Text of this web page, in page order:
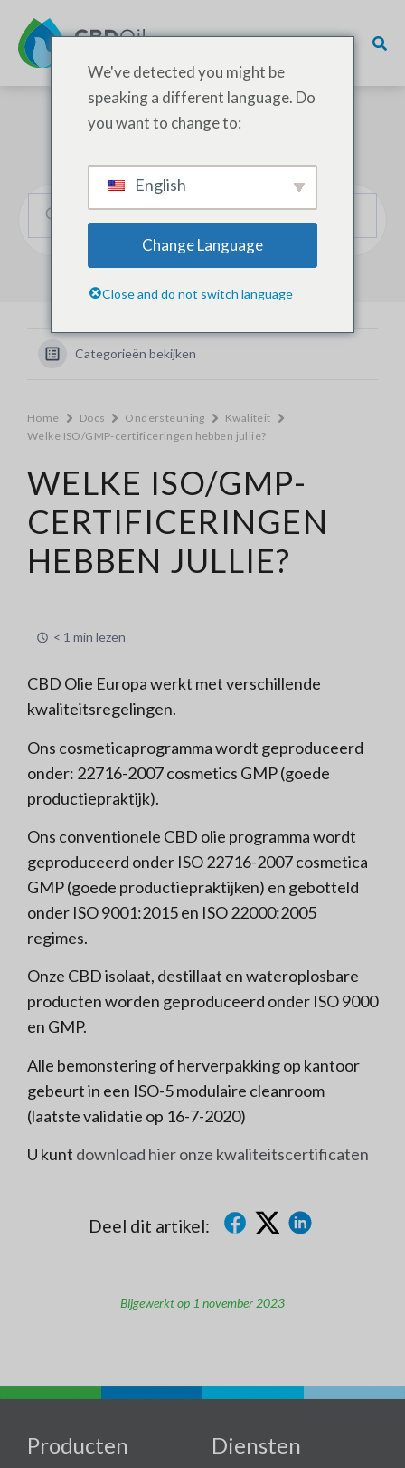
Categorieën bekijken
Home Docs Ondersteuning
Kwaliteit
Welke ISO/GMP-certificeringen hebben jullie?
WELKE ISO/GMP-
CERTIFICERINGEN
HEBBEN JULLIE?
< 1 min lezen
CBD Olie Europa werkt met verschillende
kwaliteitsregelingen.
Ons cosmeticaprogramma wordt geproduceerd
onder: 22716-2007 cosmetics GMP (goede
productiepraktijk).
Ons conventionele CBD olie programma wordt
geproduceerd onder ISO 22716-2007 cosmetica
GMP (goede productiepraktijken) en gebotteld
onder ISO 9001:2015 en ISO 22000:2005
regimes.
Onze CBD isolaat, destillaat en wateroplosbare
producten worden geproduceerd onder ISO 9000
en GMP.
Alle bemonstering of herverpakking op kantoor
gebeurt in een ISO-5 modulaire cleanroom
(laatste validatie op 16-7-2020)
U kunt download hier onze kwaliteitscertificaten
Deel dit artikel:
Bijgewerkt op 1 november 2023
Producten Diensten
We've detected you might be
speaking a different language. Do
you want to change to:
English
Change Language
Close and do not switch language